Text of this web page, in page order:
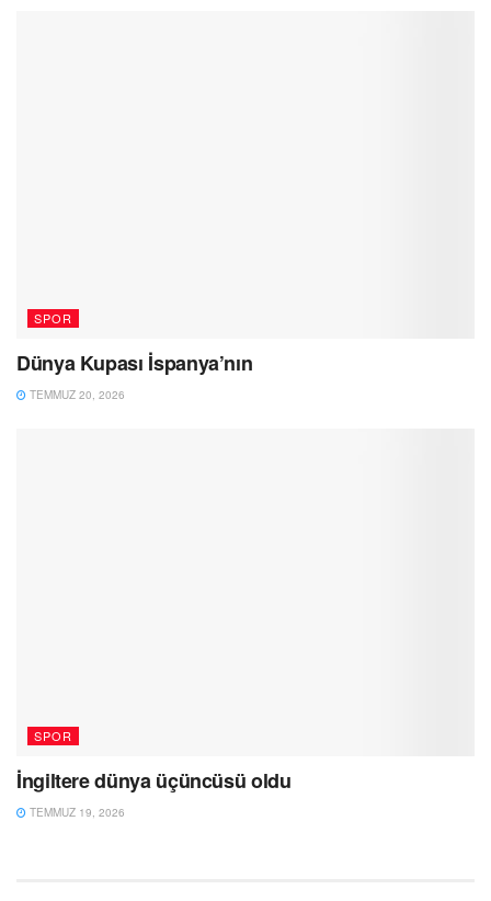
SPOR
Dünya Kupası İspanya’nın
TEMMUZ 20, 2026
SPOR
İngiltere dünya üçüncüsü oldu
TEMMUZ 19, 2026